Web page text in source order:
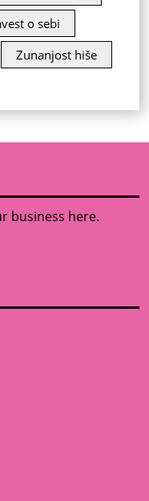
o sebi
Zunanjost hiše
business here.